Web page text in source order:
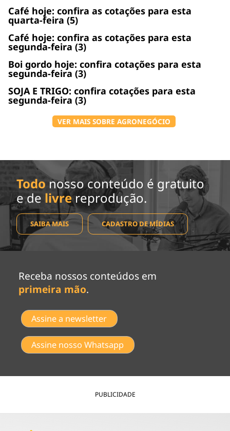
Café hoje: confira as cotações para esta
quarta-feira (5)
Café hoje: confira as cotações para esta
segunda-feira (3)
Boi gordo hoje: confira cotações para esta
segunda-feira (3)
SOJA E TRIGO: confira cotações para esta
segunda-feira (3)
VER MAIS SOBRE AGRONEGÓCIO
Todo nosso conteúdo é gratuito
e de livrereprodução.
SAIBA MAIS CADASTRO DE MÍDIAS
Receba nossos conteúdos em
primeira mão.
Assine a newsletter
Assine nosso Whatsapp
PUBLICIDADE